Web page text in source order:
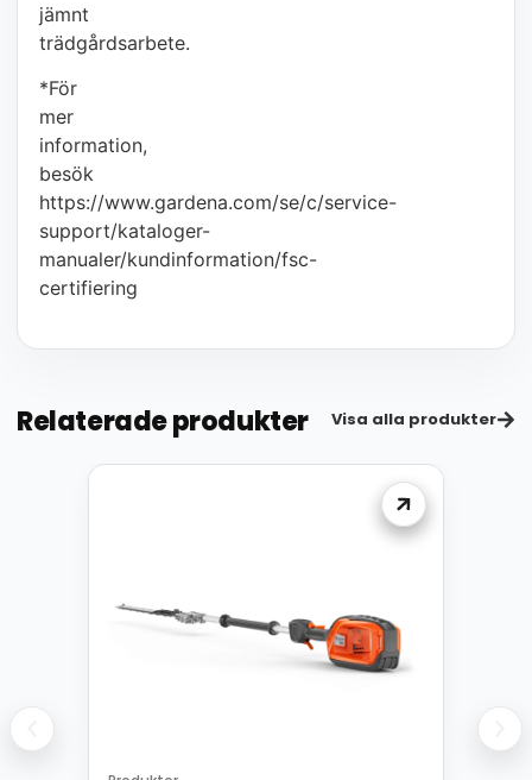
jämnt
trädgårdsarbete.
*För
mer
information,
besök
https://www.gardena.com/se/c/service-
support/kataloger-
manualer/kundinformation/fsc-
certifiering
Relaterade produkter Visa alla produkter